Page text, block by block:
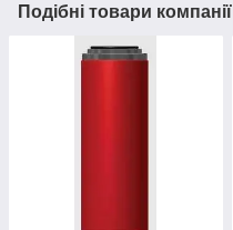
Подібні товари компанії